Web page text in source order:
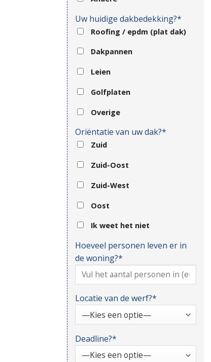
Uw huidige dakbedekking?*
Roofing / epdm (plat dak)
Dakpannen
Leien
Golfplaten
Overige
Oriëntatie van uw dak?*
Zuid
Zuid-Oost
Zuid-West
Oost
Ik weet het niet
Hoeveel personen leven er in
de woning?*
Locatie van de werf?*
Deadline?*